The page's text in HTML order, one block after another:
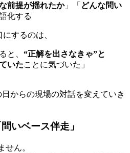
前提が揺れたか」「 どんな問い
化する
するのは、
と、 “正解を出さなきゃ”と
いたことに気づいた」
からの現場の対話を変えていき
いベース伴走」
せん。